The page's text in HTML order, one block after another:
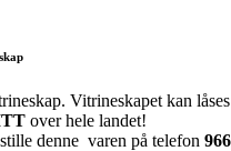
Vitrineskapet kan
over hele landet!
denne varen på telefon